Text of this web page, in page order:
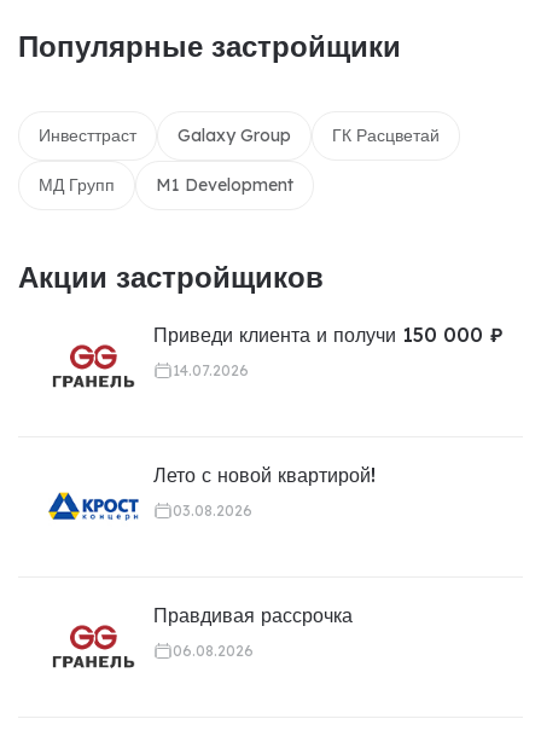
Популярные застройщики
Инвесттраст Galaxy Group ГК Расцветай
МД Групп M1 Development
Акции застройщиков
Приведи клиента и получи 150 000 ₽
14.07.2026
Лето с новой квартирой!
03.08.2026
Правдивая рассрочка
06.08.2026